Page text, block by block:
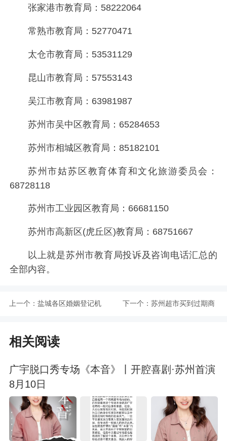
张家港市教育局：58222064
常熟市教育局：52770471
太仓市教育局：53531129
昆山市教育局：57553143
吴江市教育局：63981987
苏州市吴中区教育局：65284653
苏州市相城区教育局：85182101
苏州市姑苏区教育体育和文化旅游委员会：
68728118
苏州市工业园区教育局：66681150
苏州市高新区(虎丘区)教育局：68751667
以上就是苏州市教育局投诉及咨询电话汇总的
全部内容。
上一个： 盐城各区婚姻登记机 下一个： 苏州超市买到过期商
相关阅读
广宇脱口秀专场《本音》丨开腔喜剧·苏州首演
8月10日